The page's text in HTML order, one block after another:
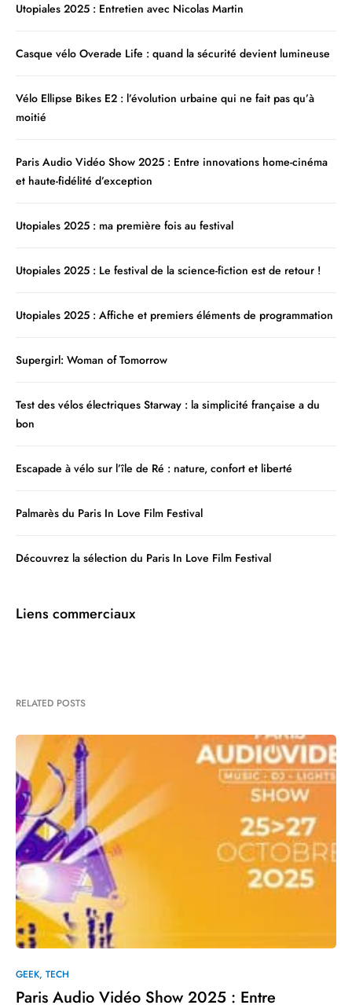
Utopiales 2025 : Entretien avec Nicolas Martin
Casque vélo Overade Life : quand la sécurité devient lumineuse
Vélo Ellipse Bikes E2 : l’évolution urbaine qui ne fait pas qu’à
moitié
Paris Audio Vidéo Show 2025 : Entre innovations home-cinéma
et haute-fidélité d’exception
Utopiales 2025 : ma première fois au festival
Utopiales 2025 : Le festival de la science-fiction est de retour !
Utopiales 2025 : Affiche et premiers éléments de programmation
Supergirl: Woman of Tomorrow
Test des vélos électriques Starway : la simplicité française a du
bon
Escapade à vélo sur l’île de Ré : nature, confort et liberté
Palmarès du Paris In Love Film Festival
Découvrez la sélection du Paris In Love Film Festival
Liens commerciaux
RELATED POSTS
GEEK TECH
Paris Audio Vidéo Show 2025 : Entre